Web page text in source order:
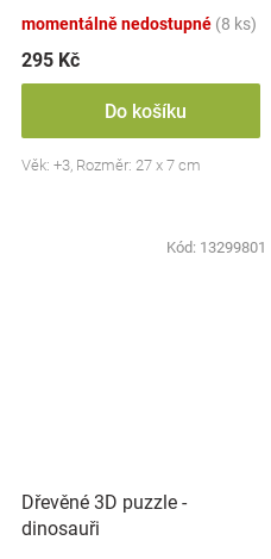
momentálně nedostupné (8 ks)
295 Kč
Do košíku
Věk: +3, Rozměr: 27 x 7 cm
Kód: 13299801
Dřevěné 3D puzzle -
dinosauři